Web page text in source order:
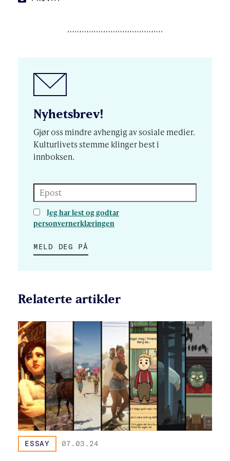
FOTO:
Nyhetsbrev!
Gjør oss mindre avhengig av sosiale medier.
Kulturlivets stemme klinger best i
innboksen.
Epost
Jeg har lest og godtar
personvernerklæringen
MELD DEG PÅ
Relaterte artikler
ESSAY 07.03.24